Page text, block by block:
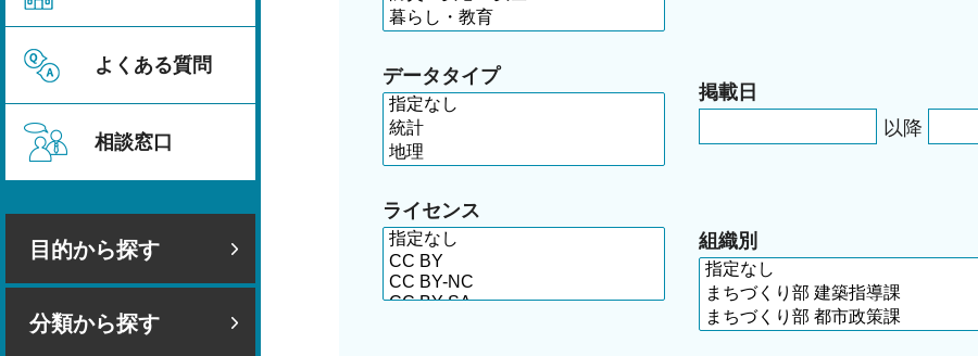
よくある質問
相談窓口
目的から探す
分類から探す
データタイプ
ライセンス
掲載日
以降
組織別